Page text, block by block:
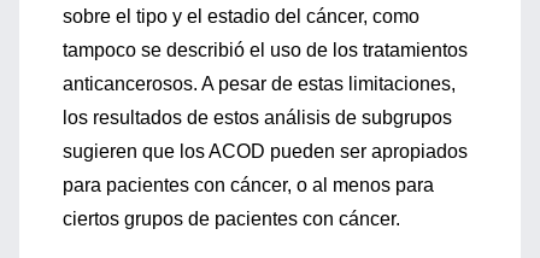
sobre el tipo y el estadio del cáncer, como
tampoco se describió el uso de los tratamientos
anticancerosos. A pesar de estas limitaciones,
los resultados de estos análisis de subgrupos
sugieren que los ACOD pueden ser apropiados
para pacientes con cáncer, o al menos para
ciertos grupos de pacientes con cáncer.